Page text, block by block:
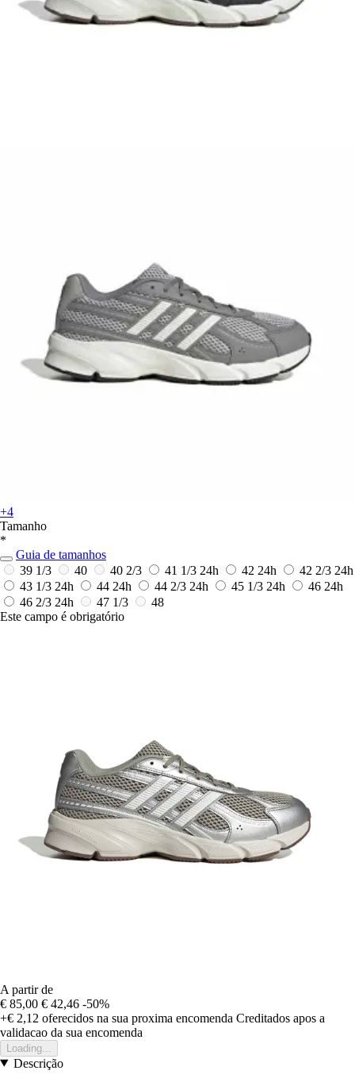
+4
Tamanho
*
Guia de tamanhos
39 1/3
40 40 2/3 41 1/3 24h 42 24h 42 2/3 24h
43 1/3 24h 44 24h 44 2/3 24h 45 1/3 24h 46 24h
46 2/3 24h 47 1/3
48
Este campo é obrigatório
A partir de
€ 85,00 € 42,46 -50%
+€ 2,12 oferecidos na sua proxima encomenda Creditados apos a
validacao da sua encomenda
Loading...
Descrição